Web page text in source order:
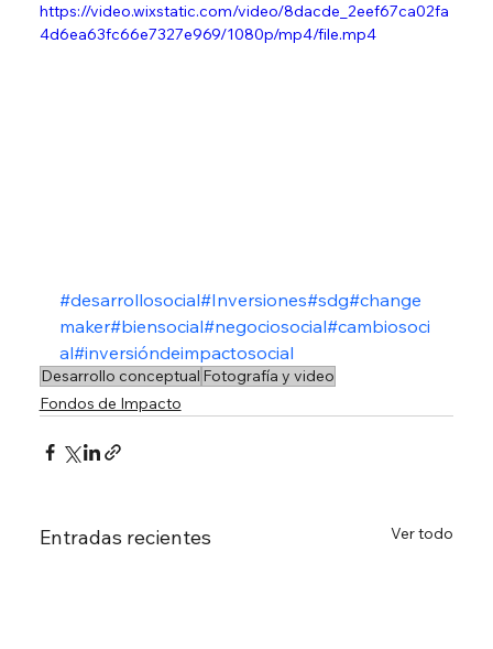
https://video.wixstatic.com/video/8dacde_2eef67ca02fa
4d6ea63fc66e7327e969/1080p/mp4/file.mp4
#desarrollosocial#Inversiones#sdg#change
maker#biensocial#negociosocial#cambiosoci
al#inversióndeimpactosocial
Desarrollo conceptual Fotografía y video
Fondos de Impacto
Entradas recientes Ver todo